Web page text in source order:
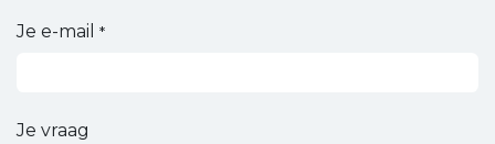
Je e-mail *
Je vraag